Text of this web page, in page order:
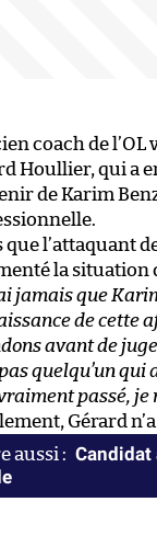
coach de
Houllier, qui a
de Karim
que l’attaquant
la situation
jamais que
de cette
avant de
pas quelqu’un
vraiment passé,
Gérard
Candidat